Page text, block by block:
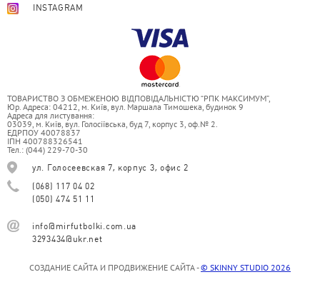
INSTAGRAM
ТОВАРИСТВО З ОБМЕЖЕНОЮ ВІДПОВІДАЛЬНІСТЮ “РПК МАКСИМУМ”,
Юр. Адреса: 04212, м. Київ, вул. Маршала Тимошека, будинок 9
Адреса для листування:
03039, м. Київ, вул. Голосіївська, буд 7, корпус 3, оф.№ 2.
ЕДРПОУ 40078837
ІПН 400788326541
Тел.: (044) 229-70-30
ул. Голосеевская 7, корпус 3, офис 2
(068) 117 04 02
(050) 474 51 11
info@mirfutbolki.com.ua
3293434@ukr.net
СОЗДАНИЕ САЙТА И ПРОДВИЖЕНИЕ САЙТА -© SKINNY STUDIO 2026